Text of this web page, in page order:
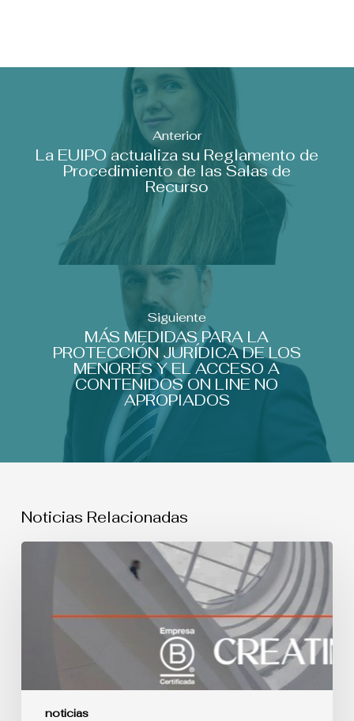
Anterior
La EUIPO actualiza su Reglamento de
Procedimiento de las Salas de
Recurso
Siguiente
MÁS MEDIDAS PARA LA
PROTECCIÓN JURÍDICA DE LOS
MENORES Y EL ACCESO A
CONTENIDOS ON LINE NO
APROPIADOS
Noticias Relacionadas
noticias
USO